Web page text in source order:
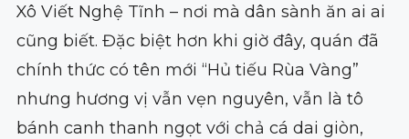
Xô Viết Nghệ Tĩnh – nơi mà dân sành ăn ai ai
cũng biết. Đặc biệt hơn khi giờ đây, quán đã
chính thức có tên mới “Hủ tiếu Rùa Vàng”
nhưng hương vị vẫn vẹn nguyên, vẫn là tô
bánh canh thanh ngọt với chả cá dai giòn,